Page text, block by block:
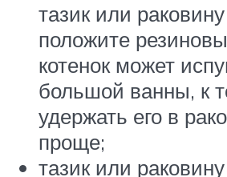
тазик или
положите
котенок может
большой ванны, к
удержать его в
проще;
тазик или